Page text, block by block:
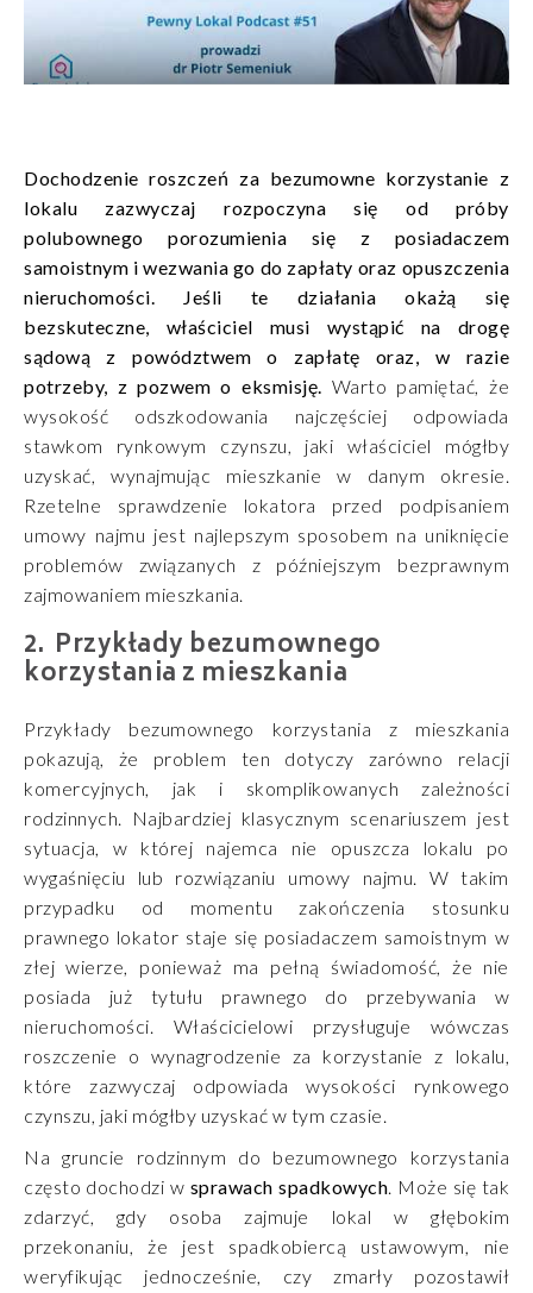
Dochodzenie roszczeń za bezumowne korzystanie z
lokalu zazwyczaj rozpoczyna się od próby
polubownego porozumienia się z posiadaczem
samoistnym i wezwania go do zapłaty oraz opuszczenia
nieruchomości. Jeśli te działania okażą się
bezskuteczne, właściciel musi wystąpić na drogę
sądową z powództwem o zapłatę oraz, w razie
potrzeby, z pozwem o eksmisję. Warto pamiętać, że
wysokość odszkodowania najczęściej odpowiada
stawkom rynkowym czynszu, jaki właściciel mógłby
uzyskać, wynajmując mieszkanie w danym okresie.
Rzetelne sprawdzenie lokatora przed podpisaniem
umowy najmu jest najlepszym sposobem na uniknięcie
problemów związanych z późniejszym bezprawnym
zajmowaniem mieszkania.
Przykłady bezumownego
korzystania z mieszkania
Przykłady bezumownego korzystania z mieszkania
pokazują, że problem ten dotyczy zarówno relacji
komercyjnych, jak i skomplikowanych zależności
rodzinnych. Najbardziej klasycznym scenariuszem jest
sytuacja, w której najemca nie opuszcza lokalu po
wygaśnięciu lub rozwiązaniu umowy najmu. W takim
przypadku od momentu zakończenia stosunku
prawnego lokator staje się posiadaczem samoistnym w
złej wierze, ponieważ ma pełną świadomość, że nie
posiada już tytułu prawnego do przebywania w
nieruchomości. Właścicielowi przysługuje wówczas
roszczenie o wynagrodzenie za korzystanie z lokalu,
które zazwyczaj odpowiada wysokości rynkowego
czynszu, jaki mógłby uzyskać w tym czasie.
Na gruncie rodzinnym do bezumownego korzystania
często dochodzi w sprawach spadkowych . Może się tak
zdarzyć, gdy osoba zajmuje lokal w głębokim
przekonaniu, że jest spadkobiercą ustawowym, nie
weryfikując jednocześnie, czy zmarły pozostawił